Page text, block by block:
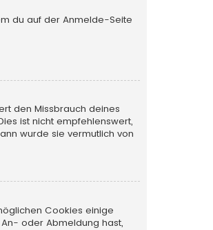
du auf der Anmelde-Seite
den Missbrauch deines
ist nicht empfehlenswert,
wurde sie vermutlich von
Cookies einige
oder Abmeldung hast,